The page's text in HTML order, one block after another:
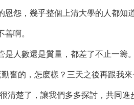
怨，幾乎整個上清大學的人都知
啊。
人數還是質量，都差了不止一籌。
奮的，怎麽樣？三天之後再跟我
楚了，讓我們多多探討，共同進